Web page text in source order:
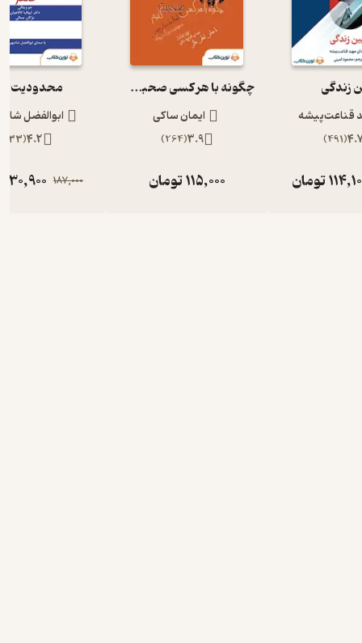
زندگی
قناعت‌پیشه
(
491
)
تومان
چگونه با هر کسی صحبت کنیم؟
ایمان ساکی
3.9
(
264
)
115,000تومان
محدودیت
ابوالفضل شاه
4.2
(
433
187,000
130,900